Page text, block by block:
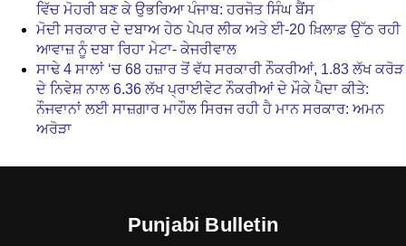
ਵਿੱਚ ਮੋਹਰੀ ਬਣ ਕੇ ਉਭਰਿਆ ਪੰਜਾਬ: ਹਰਜੋਤ ਸਿੰਘ ਬੈਂਸ
ਮੋਦੀ ਸਰਕਾਰ ਦੇ ਦਬਾਅ ਹੇਠ ਪੇਪਰ ਲੀਕ ਅਤੇ ਈ-20 ਖ਼ਿਲਾਫ਼ ਉੱਠ ਰਹੀ
ਆਵਾਜ਼ ਨੂੰ ਦਬਾ ਰਿਹਾ ਮੇਟਾ- ਕੇਜਰੀਵਾਲ
ਸਾਢੇ 4 ਸਾਲਾਂ ‘ਚ 68 ਹਜ਼ਾਰ ਤੋਂ ਵੱਧ ਸਰਕਾਰੀ ਨੌਕਰੀਆਂ, 1.83 ਲੱਖ ਕਰੋੜ
ਦੇ ਨਿਵੇਸ਼ ਨਾਲ 6.36 ਲੱਖ ਪ੍ਰਾਈਵੇਟ ਨੌਕਰੀਆਂ ਦੇ ਮੌਕੇ ਪੈਦਾ ਕੀਤੇ:
ਨੌਜਵਾਨਾਂ ਲਈ ਸਾਜ਼ਗਾਰ ਮਾਹੌਲ ਸਿਰਜ ਰਹੀ ਹੈ ਮਾਨ ਸਰਕਾਰ: ਅਮਨ
ਅਰੋੜਾ
Punjabi Bulletin